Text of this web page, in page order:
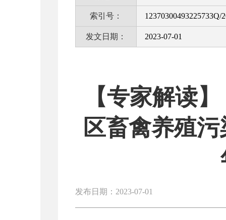
索引号： 12370300493225733Q/
发文日期： 2023-07-01
【专家解读
区畜禽养殖
发布日期：2023-07-01